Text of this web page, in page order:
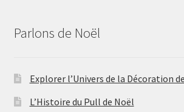
Parlons de Noël
Explorer l’Univers de la Décoration
L’Histoire du Pull de Noël